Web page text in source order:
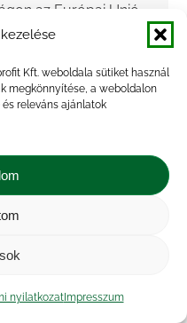
Kft. weboldala sütiket használ
megkönnyítése, a weboldalon
releváns ajánlatok
nyilatkozatImpresszum
az Európai Unió
képzés
rezisztencia